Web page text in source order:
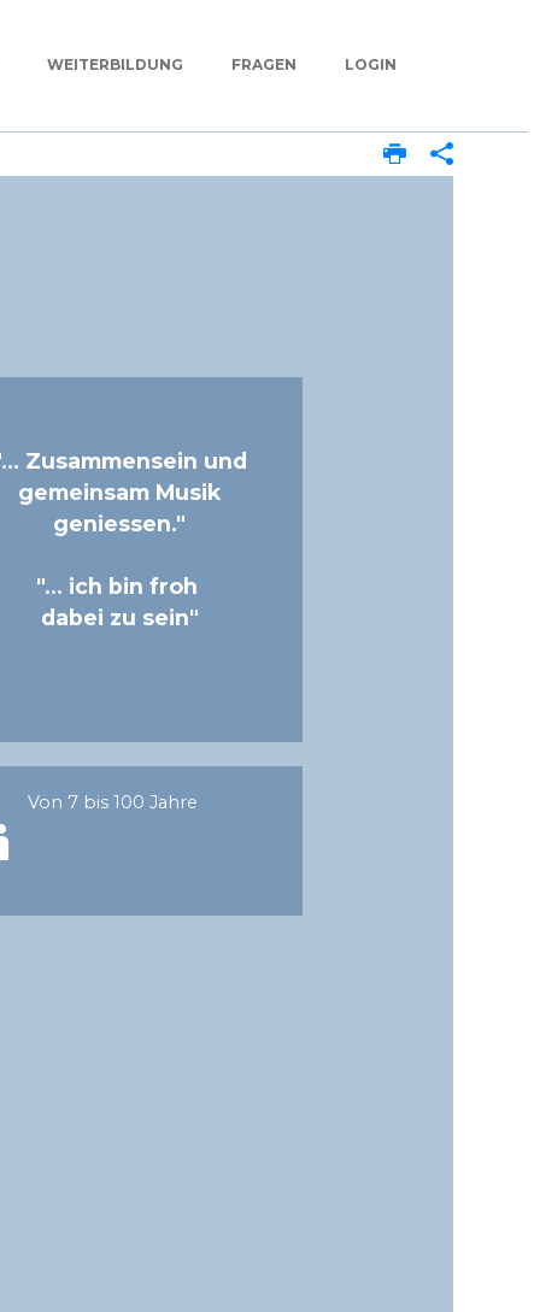
WEITERBILDUNG FRAGEN LOGIN
Zusammensein und
gemeinsam Musik
geniessen."
"... ich bin froh
dabei zu sein"
Von 7 bis 100 Jahre